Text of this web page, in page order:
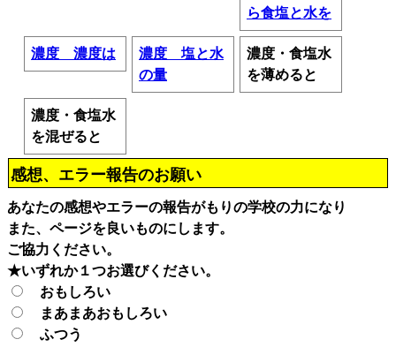
ら食塩と水を
濃度 濃度は
濃度 塩と水
の量
濃度・食塩水
を薄めると
濃度・食塩水
を混ぜると
感想、エラー報告のお願い
あなたの感想やエラーの報告がもりの学校の力になり
また、ページを良いものにします。
ご協力ください。
★いずれか１つお選びください。
おもしろい
まあまあおもしろい
ふつう